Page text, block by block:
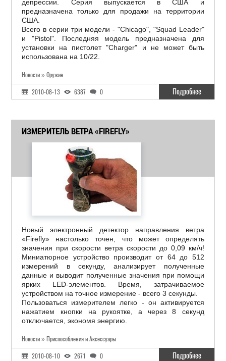
депрессии. Серия выпускается в США и
предназначена только для продажи на территории
США.
Всего в серии три модели - "Chicago", "Squad Leader"
и "Pistol". Последняя модель предназначена для
установки на пистолет "Charger" и не может быть
использована на 10/22.
Новости » Оружие
2010-08-13 6387 0 Подробнее
ИЗМЕРИТЕЛЬ ВЕТРА «FIREFLY»
Новый электронный детектор направления ветра
«Firefly» настолько точен, что может определять
значения при скорости ветра скорости до 0,09 км/ч!
Миниатюрное устройство производит от 64 до 512
измерений в секунду, анализирует полученные
данные и выводит полученные значения при помощи
ярких LED-элементов. Время, затрачиваемое
устройством на точное измерение - всего 3 секунды.
Пользоваться измерителем легко - он активируется
нажатием кнопки на рукоятке, а через 8 секунд
отключается, экономя энергию.
Новости » Приспособления и Аксессуары
2010-08-10 2671 0 Подробнее